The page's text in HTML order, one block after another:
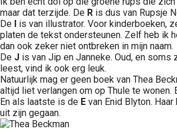
maar dat terzijde. De R is dus van Rupsje
De I is van illustrator. Voor kinderboeken,
platen de tekst ondersteunen. Zelf heb ik
dan ook zeker niet ontbreken in mijn naam.
De J is van Jip en Janneke. Oud, en
leest, vind ik ook erg leuk.
Natuurlijk mag er geen boek van Thea
altijd liet verlangen om op Thule te
En als laatste is de E van Enid Blyton.
uit zijn gegaan.